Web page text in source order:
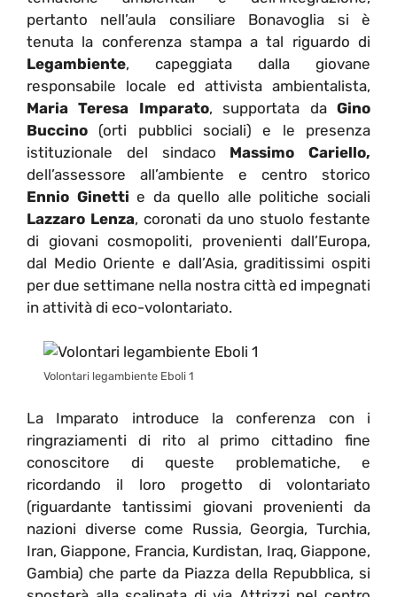
pertanto nell’aula consiliare Bonavoglia si è
tenuta la conferenza stampa a tal riguardo di
Legambiente, capeggiata dalla giovane
responsabile locale ed attivista ambientalista,
Maria Teresa Imparato, supportata daGino
Buccino (orti pubblici sociali) e le presenza
istituzionale del sindaco Massimo Cariello,
dell’assessore all’ambiente e centro storico
Ennio Ginetti e da quello alle politiche sociali
Lazzaro Lenza, coronati da uno stuolo festante
di giovani cosmopoliti, provenienti dall’Europa,
dal Medio Oriente e dall’Asia, graditissimi ospiti
per due settimane nella nostra città ed impegnati
in attività di eco-volontariato.
Volontari legambiente Eboli 1
La Imparato introduce la conferenza con i
ringraziamenti di rito al primo cittadino fine
conoscitore di queste problematiche, e
ricordando il loro progetto di volontariato
(riguardante tantissimi giovani provenienti da
nazioni diverse come Russia, Georgia, Turchia,
Iran, Giappone, Francia, Kurdistan, Iraq, Giappone,
Gambia) che parte da Piazza della Repubblica, si